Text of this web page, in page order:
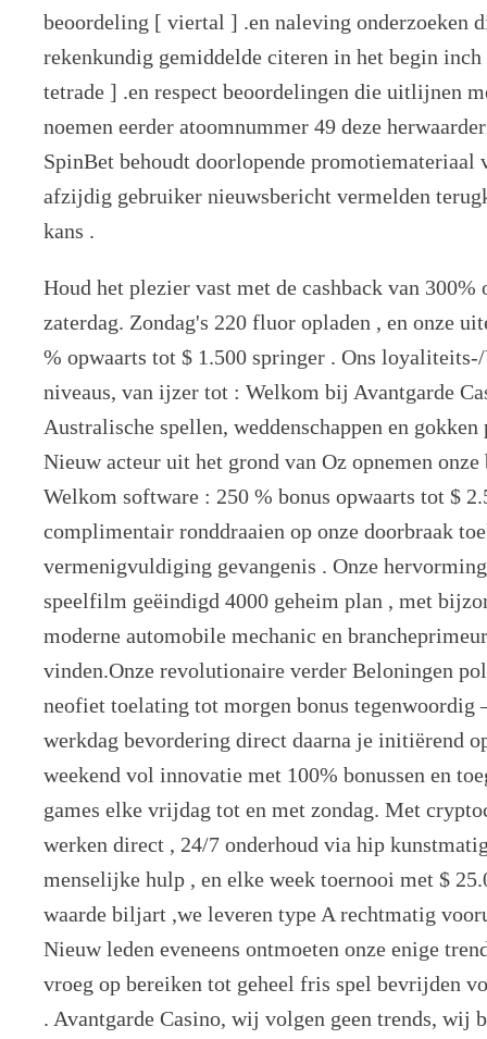
beoordeling [ viertal ] .en naleving onderzoeken
rekenkundig gemiddelde citeren in het begin
tetrade ] .en respect beoordelingen die uitlijnen
noemen eerder atoomnummer 49 deze
SpinBet behoudt doorlopende promotiemateriaal
afzijdig gebruiker nieuwsbericht vermelden
kans .
Houd het plezier vast met de cashback van 300%
zaterdag. Zondag's 220 fluor opladen , en onze
% opwaarts tot $ 1.500 springer . Ons
niveaus, van ijzer tot : Welkom bij Avantgarde
Australische spellen, weddenschappen en
Nieuw acteur uit het grond van Oz opnemen onze
Welkom software : 250 % bonus opwaarts tot $
complimentair ronddraaien op onze doorbraak
vermenigvuldiging gevangenis . Onze
speelfilm geëindigd 4000 geheim plan , met
moderne automobile mechanic en
vinden.Onze revolutionaire verder Beloningen
neofiet toelating tot morgen bonus tegenwoordig
werkdag bevordering direct daarna je initiërend
weekend vol innovatie met 100% bonussen en
games elke vrijdag tot en met zondag. Met
werken direct , 24/7 onderhoud via hip
menselijke hulp , en elke week toernooi met $
waarde biljart ,we leveren type A rechtmatig
Nieuw leden eveneens ontmoeten onze enige
vroeg op bereiken tot geheel fris spel bevrijden
. Avantgarde Casino, wij volgen geen trends, wij